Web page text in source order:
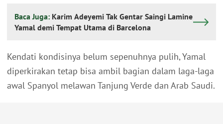
Baca Juga: Karim Adeyemi Tak Gentar Saingi Lamine
Yamal demi Tempat Utama di Barcelona
Kendati kondisinya belum sepenuhnya pulih, Yamal
diperkirakan tetap bisa ambil bagian dalam laga-laga
awal Spanyol melawan Tanjung Verde dan Arab Saudi.